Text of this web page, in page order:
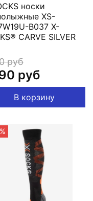
носки
XS-
B037 X-
CARVE SILVER
руб
руб
В корзину